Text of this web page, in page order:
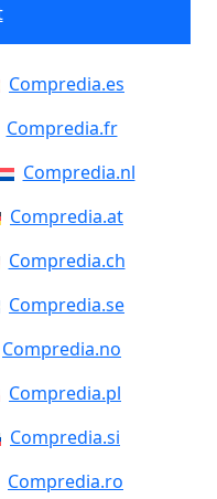
Compredia.es
Compredia.fr
Compredia.nl
Compredia.at
Compredia.ch
Compredia.se
Compredia.no
Compredia.pl
Compredia.si
Compredia.ro